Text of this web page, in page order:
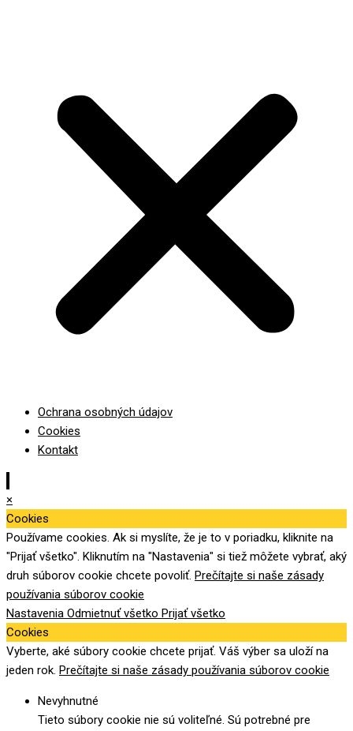
Ochrana osobných údajov
Cookies
Kontakt
×
Cookies
Používame cookies. Ak si myslíte, že je to v poriadku, kliknite na
"Prijať všetko". Kliknutím na "Nastavenia" si tiež môžete vybrať, aký
druh súborov cookie chcete povoliť. Prečítajte si naše zásady
používania súborov cookie
Nastavenia Odmietnuť všetko Prijať všetko
Cookies
Vyberte, aké súbory cookie chcete prijať. Váš výber sa uloží na
jeden rok. Prečítajte si naše zásady používania súborov cookie
Nevyhnutné
Tieto súbory cookie nie sú voliteľné. Sú potrebné pre